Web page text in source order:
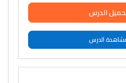
الدرس
الدرس